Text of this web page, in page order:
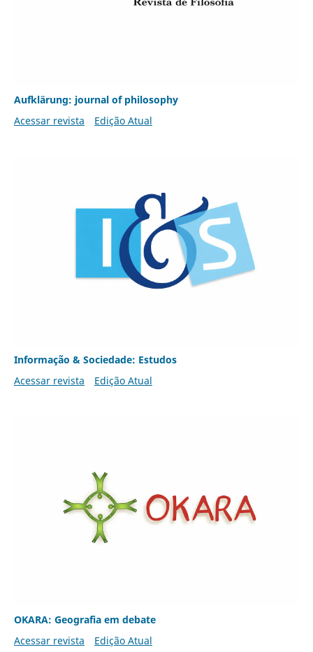
Aufklärung: journal of philosophy
Acessar revista
Edição Atual
Informação & Sociedade: Estudos
Acessar revista
Edição Atual
OKARA: Geografia em debate
Acessar revista
Edição Atual